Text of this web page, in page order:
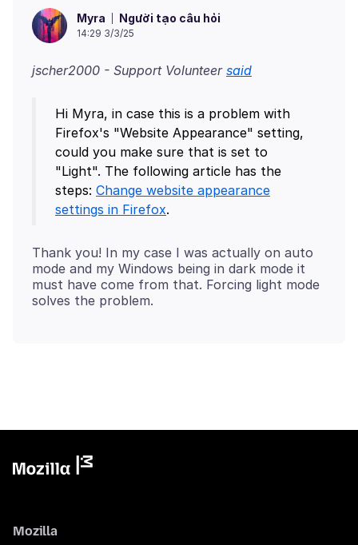
Myra Người tạo câu hỏi
14:29 3/3/25
jscher2000 - Support Volunteer said
Hi Myra, in case this is a problem with
Firefox's "Website Appearance" setting,
could you make sure that is set to
"Light". The following article has the
steps: Change website appearance
settings in Firefox
Thank you! In my case I was actually on auto
mode and my Windows being in dark mode it
must have come from that. Forcing light mode
Mozilla